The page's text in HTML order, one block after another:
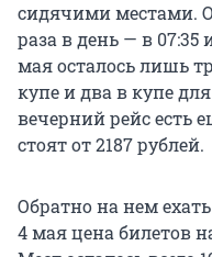
сидячими местами.
раза в день — в 07:35
мая осталось лишь
купе и два в купе
вечерний рейс есть
стоят от 2187 рублей.
Обратно на нем
4 мая цена билетов